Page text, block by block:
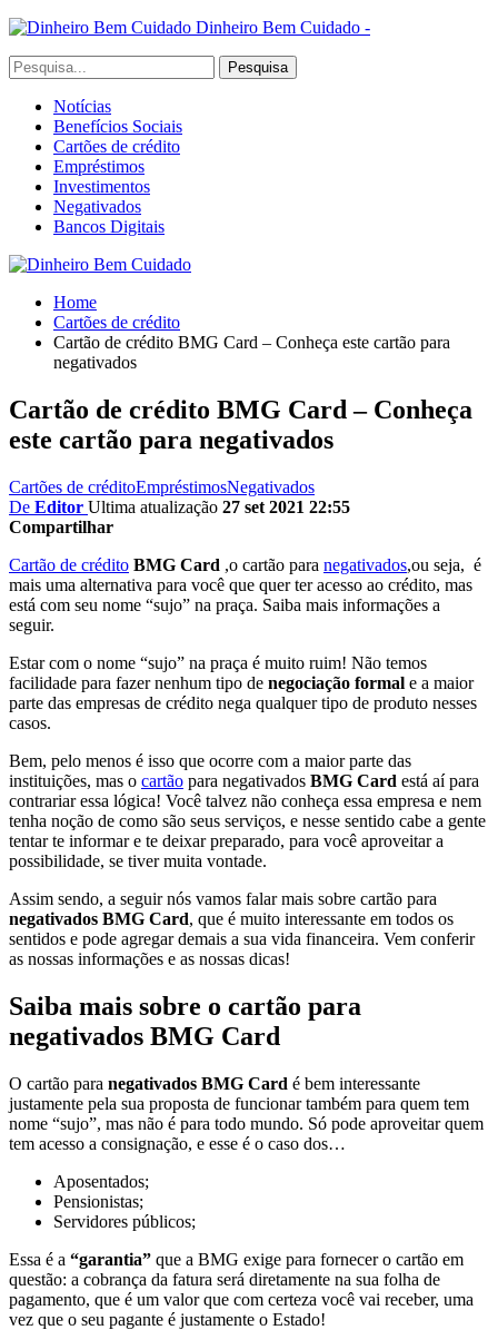
Dinheiro Bem Cuidado -
Notícias
Benefícios Sociais
Cartões de crédito
Empréstimos
Investimentos
Negativados
Bancos Digitais
Home
Cartões de crédito
Cartão de crédito BMG Card – Conheça este cartão para
negativados
Cartão de crédito BMG Card – Conheça
este cartão para negativados
Cartões de créditoEmpréstimosNegativados
De Editor Ultima atualização 27 set 2021 22:55
Compartilhar
Cartão de crédito BMG Card ,o cartão para negativados,ou seja, é
mais uma alternativa para você que quer ter acesso ao crédito, mas
está com seu nome “sujo” na praça. Saiba mais informações a
seguir.
Estar com o nome “sujo” na praça é muito ruim! Não temos
facilidade para fazer nenhum tipo de negociação formal e a maior
parte das empresas de crédito nega qualquer tipo de produto nesses
casos.
Bem, pelo menos é isso que ocorre com a maior parte das
instituições, mas o cartão para negativados BMG Card está aí para
contrariar essa lógica! Você talvez não conheça essa empresa e nem
tenha noção de como são seus serviços, e nesse sentido cabe a gente
tentar te informar e te deixar preparado, para você aproveitar a
possibilidade, se tiver muita vontade.
Assim sendo, a seguir nós vamos falar mais sobre cartão para
negativados BMG Card, que é muito interessante em todos os
sentidos e pode agregar demais a sua vida financeira. Vem conferir
as nossas informações e as nossas dicas!
Saiba mais sobre o cartão para
negativados BMG Card
O cartão para negativados BMG Card é bem interessante
justamente pela sua proposta de funcionar também para quem tem
nome “sujo”, mas não é para todo mundo. Só pode aproveitar quem
tem acesso a consignação, e esse é o caso dos…
Aposentados;
Pensionistas;
Servidores públicos;
Essa é a “garantia” que a BMG exige para fornecer o cartão em
questão: a cobrança da fatura será diretamente na sua folha de
pagamento, que é um valor que com certeza você vai receber, uma
vez que o seu pagante é justamente o Estado!